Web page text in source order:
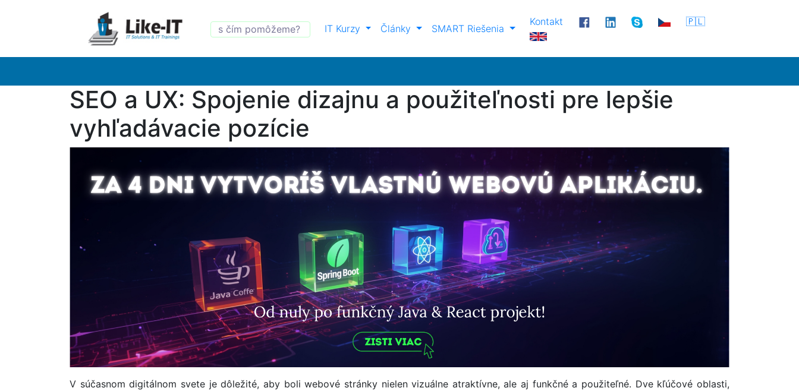
IT Kurzy Články SMART Riešenia
Kontakt 🇵🇱
SEO a UX: Spojenie dizajnu a použiteľnosti pre lepšie
vyhľadávacie pozície
V súčasnom digitálnom svete je dôležité, aby boli webové stránky nielen vizuálne atraktívne, ale aj funkčné a použiteľné. Dve kľúčové oblasti,